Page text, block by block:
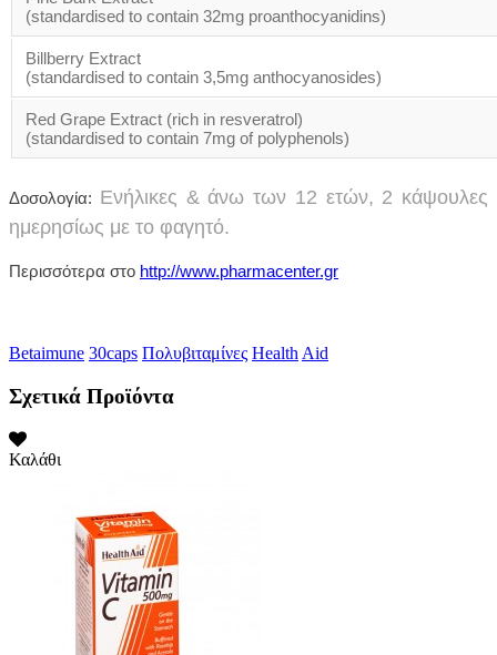
(standardised to contain 32mg proanthocyanidins)
Billberry Extract
(standardised to contain 3,5mg anthocyanosides)
Red Grape Extract (rich in resveratrol)
(standardised to contain 7mg of polyphenols)
Δοσολογία: Ενήλικες & άνω των 12 ετών, 2 κάψουλες
ημερησίως με το φαγητό.
Περισσότερα στο http://www.pharmacenter.gr
Betaimune 30caps Πολυβιταμίνες Health Aid
Σχετικά Προϊόντα
Καλάθι